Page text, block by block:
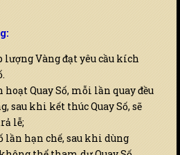
Vàng đạt yêu cầu kích
Quay Số, mỗi lần quay đều
sau khi kết thúc Quay Số, sẽ
lễ;
lần hạn chế, sau khi dùng